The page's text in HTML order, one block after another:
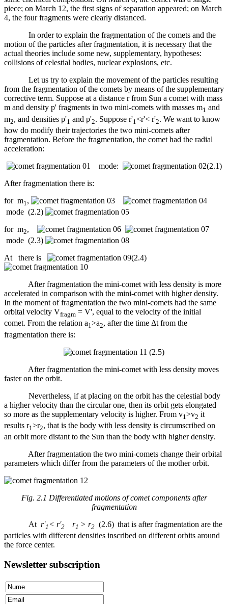
piece; on March 12, the first signs of separation appeared; on March
4, the four fragments were clearly distanced.
In order to explain the fragmentation of the comets and the
motion of the particles after fragmentation, it is necessary that the
actual theories include some new, supplementary, hypotheses:
collisions of celestial bodies, nuclear explosions, etc.
Let us try to explain the movement of the particles resulting
from the fragmentation of the comets by means of the supplementary
corrective term. Suppose at a distance r from Sun a comet with mass
m and density p' fragments in two mini-comets with masses m1 and
m2, and densities p'1 and p'2. Suppose r'1 <r'< r'2. We want to know
how do modify their trajectories the two mini-comets after
fragmentation. Before the fragmentation, the comet had the radial
acceleration:
mode:
(2.1)
After fragmentation there is:
for m1 ,
mode (2.2)
for m2,
mode (2.3)
At there is
(2.4)
After fragmentation the mini-comet with less density is more
accelerated in comparison with the mini-comet with higher density.
In the moment of fragmentation the two mini-comets had the same
orbital velocity Vfragm = V', equal to the velocity of the initial
comet. From the relation a1>a2, after the time Δt from the
fragmentation there is:
(2.5)
After fragmentation the mini-comet with less density moves
faster on the orbit.
Nevertheless, if at placing on the orbit has the celestial body
a higher velocity than the circular one, then its orbit gets elongated
so more as the supplementary velocity is higher. From v1 >v2 it
results r1 >r2, that is the body with less density is circumscribed on
an orbit more distant to the Sun than the body with higher density.
After fragmentation the two mini-comets change their orbital
parameters which differ from the parameters of the mother orbit.
Fig. 2.1 Differentiated motions of comet components after
fragmentation
At r'1 < r'2 r1 > r2 (2.6) that is after fragmentation are the
particles with different densities inscribed on different orbits around
the force center.
Newsletter subscription